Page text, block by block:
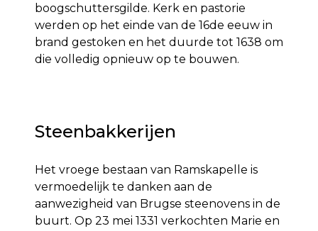
boogschutters­gilde. Kerk en pastorie
werden op het einde van de 16de eeuw in
brand gestoken en het duurde tot 1638 om
die volledig opnieuw op te bouwen.
Steenbakkerijen
Het vroege bestaan van Ramskapelle is
vermoedelijk te danken aan de
aanwezigheid van Brugse steenovens in de
buurt. Op 23 mei 1331 verkochten Marie en